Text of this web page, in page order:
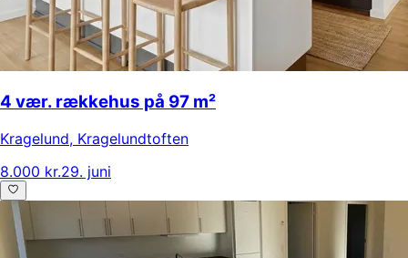
4 vær. rækkehus på 97 m²
Kragelund, Kragelundtoften
8.000 kr.29. juni